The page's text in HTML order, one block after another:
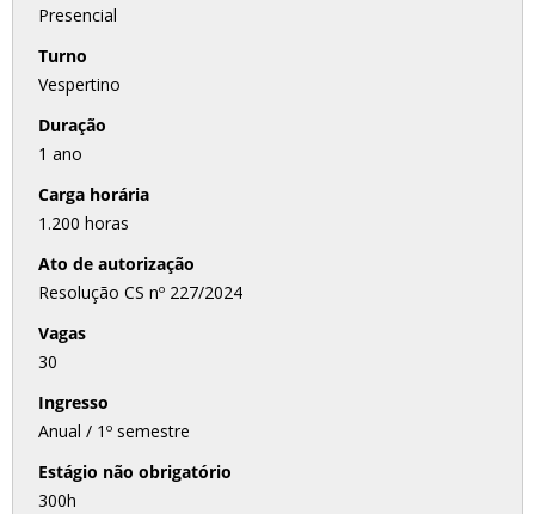
Presencial
Turno
Vespertino
Duração
1 ano
Carga horária
1.200 horas
Ato de autorização
Resolução CS nº 227/2024
Vagas
30
Ingresso
Anual / 1º semestre
Estágio não obrigatório
300h